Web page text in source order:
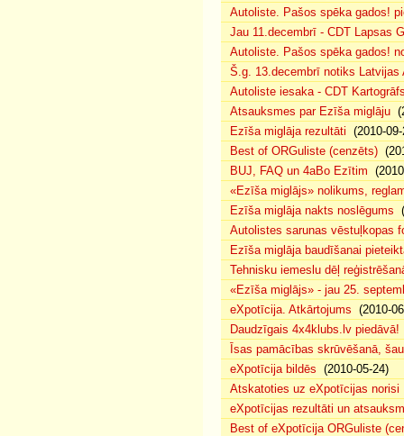
Autoliste. Pašos spēka gados!
Jau 11.decembrī - CDT Lapsas
Autoliste. Pašos spēka gados!
Š.g. 13.decembrī notiks Latvijas
Autoliste iesaka - CDT
Atsauksmes par Ezīša miglāju
Ezīša miglāja rezultāti (2010-
Best of ORGuliste (cenzēts)
BUJ, FAQ un 4aBo Ezītim
«Ezīša miglājs» nolikums,
Ezīša miglāja nakts noslēgums
Autolistes sarunas vēstuļkopas
Ezīša miglāja baudīšanai
Tehnisku iemeslu dēļ
«Ezīša miglājs» - jau 25.
eXpotīcija. Atkārtojums (2010-
Daudzīgais 4x4klubs.lv piedāvā!
Īsas pamācības skrūvēšanā,
eXpotīcija bildēs (2010-05-24)
Atskatoties uz eXpotīcijas norisi
eXpotīcijas rezultāti un
Best of eXpotīcija ORGuliste